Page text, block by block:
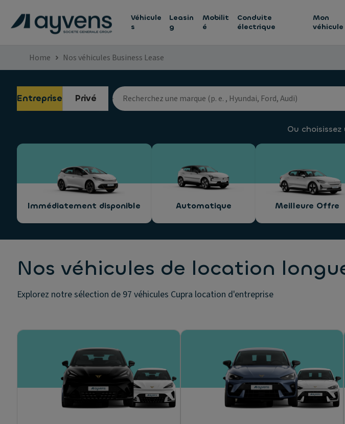
Véhicule
s
Leasin
g
Mobilit
é
Conduite
électrique
Mon
véhicule
Home Nos véhicules Business Lease
Entreprise Privé
Ou
Immédiatement disponible Automatique Meilleure Offre
Nos véhicules de location
Explorez notre sélection de 97 véhicules Cupra location d'entreprise